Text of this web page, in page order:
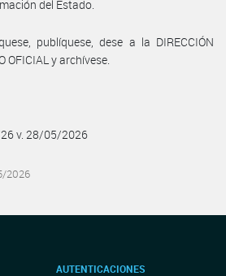
del Estado.
publíquese, dese a la DIRECCIÓN
OFICIAL y archívese.
v. 28/05/2026
2026
AUTENTICACIONES